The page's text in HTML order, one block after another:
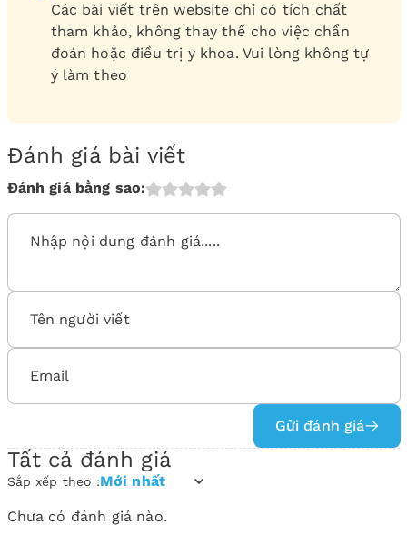
Các bài viết trên website chỉ có tích chất
tham khảo, không thay thế cho việc chẩn
đoán hoặc điều trị y khoa. Vui lòng không tự
ý làm theo
Đánh giá bài viết
Đánh giá bằng sao:
Gửi đánh giá
Tất cả đánh giá
Sắp xếp theo :Mới nhất
Chưa có đánh giá nào.